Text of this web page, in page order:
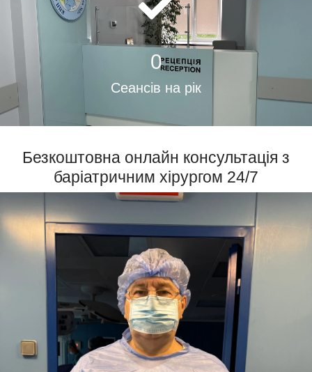
0
Сеансів на рік
Безкоштовна онлайн консультація з
баріатричним хірургом 24/7